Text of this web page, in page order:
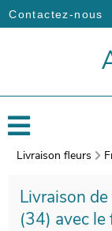
Contactez-nous
Livraison fleurs
Livraison
(34) avec